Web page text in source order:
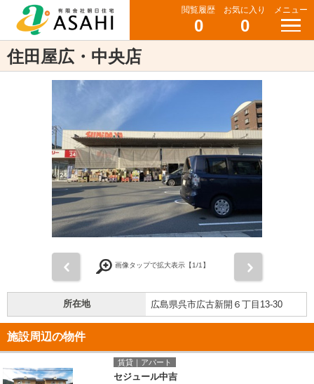
閲覧履歴
0
お気に入り
0
メニュー
住田屋広・中央店
画像タップで拡大表示【1/1】
所在地 広島県呉市広古新開６丁目13-30
施設周辺の物件
賃貸｜アパート
セジュール中吉